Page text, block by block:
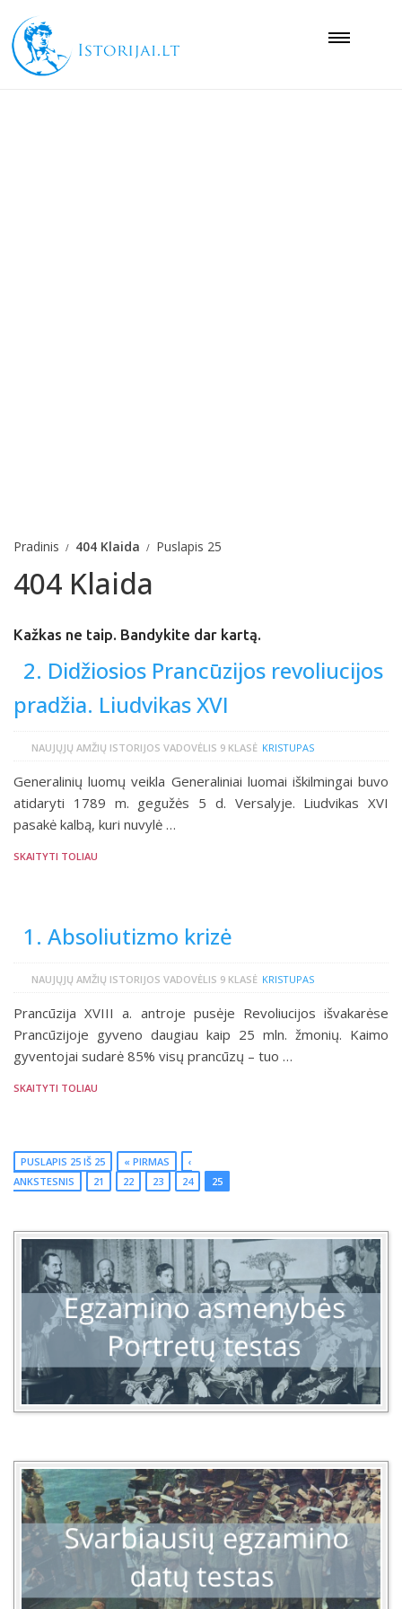
Pradinis 404 Klaida Puslapis 25
404 Klaida
Kažkas ne taip. Bandykite dar kartą.
2. Didžiosios Prancūzijos revoliucijos
pradžia. Liudvikas XVI
NAUJŲJŲ AMŽIŲ ISTORIJOS VADOVĖLIS 9 KLASĖ KRISTUPAS
Generalinių luomų veikla Generaliniai luomai iškilmingai buvo
atidaryti 1789 m. gegužės 5 d. Versalyje. Liudvikas XVI
pasakė kalbą, kuri nuvylė …
SKAITYTI TOLIAU
1. Absoliutizmo krizė
NAUJŲJŲ AMŽIŲ ISTORIJOS VADOVĖLIS 9 KLASĖ KRISTUPAS
Prancūzija XVIII a. antroje pusėje Revoliucijos išvakarėse
Prancūzijoje gyveno daugiau kaip 25 mln. žmonių. Kaimo
gyventojai sudarė 85% visų prancūzų – tuo …
SKAITYTI TOLIAU
PUSLAPIS 25 IŠ 25 « PIRMAS
‹
ANKSTESNIS
21 22 23 24 25